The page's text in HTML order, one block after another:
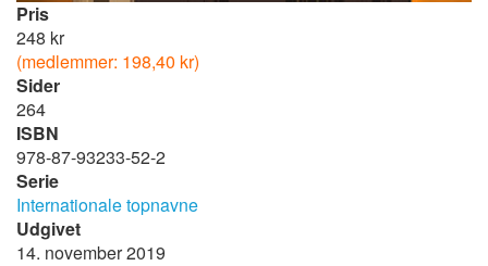
Pris
248 kr
(medlemmer: 198,40 kr)
Sider
264
ISBN
978-87-93233-52-2
Serie
Internationale topnavne
Udgivet
14. november 2019